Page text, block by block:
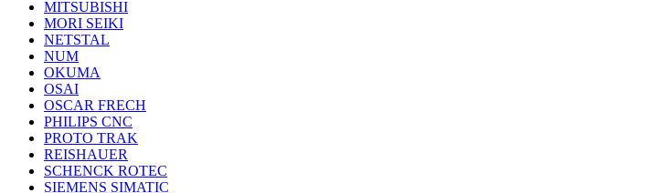
MITSUBISHI
MORI SEIKI
NETSTAL
NUM
OKUMA
OSAI
OSCAR FRECH
PHILIPS CNC
PROTO TRAK
REISHAUER
SCHENCK ROTEC
SIEMENS SIMATIC